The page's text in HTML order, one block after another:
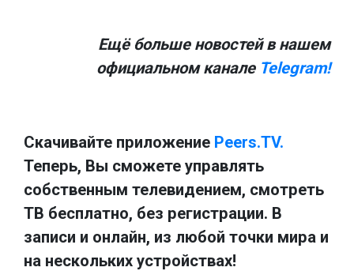
Ещё больше новостей в нашем
официальном канале Telegram!
Скачивайте приложение Peers.TV.
Теперь, Вы сможете управлять
собственным телевидением, смотреть
ТВ бесплатно, без регистрации. В
записи и онлайн, из любой точки мира и
на нескольких устройствах!